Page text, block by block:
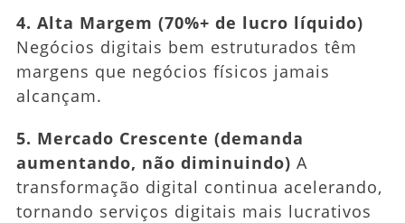
4. Alta Margem (70%+ de lucro líquido)
Negócios digitais bem estruturados têm
margens que negócios físicos jamais
alcançam.
5. Mercado Crescente (demanda
aumentando, não diminuindo) A
transformação digital continua acelerando,
tornando serviços digitais mais lucrativos